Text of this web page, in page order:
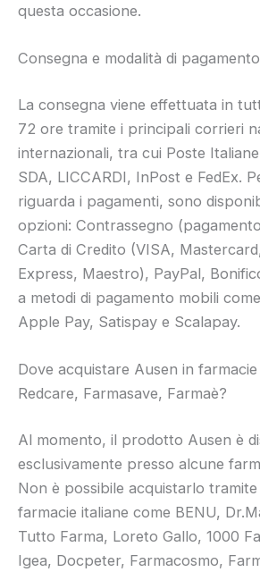
questa occasione.
Consegna e modalità di pagamento
La consegna viene effettuata in
72 ore tramite i principali corrieri
internazionali, tra cui Poste
SDA, LICCARDI, InPost e FedEx.
riguarda i pagamenti, sono
opzioni: Contrassegno
Carta di Credito (VISA,
Express, Maestro), PayPal,
a metodi di pagamento mobili
Apple Pay, Satispay e Scalapay.
Dove acquistare Ausen in
Redcare, Farmasave, Farmaè?
Al momento, il prodotto Ausen è
esclusivamente presso alcune
Non è possibile acquistarlo
farmacie italiane come BENU,
Tutto Farma, Loreto Gallo, 1000
Igea, Docpeter, Farmacosmo,